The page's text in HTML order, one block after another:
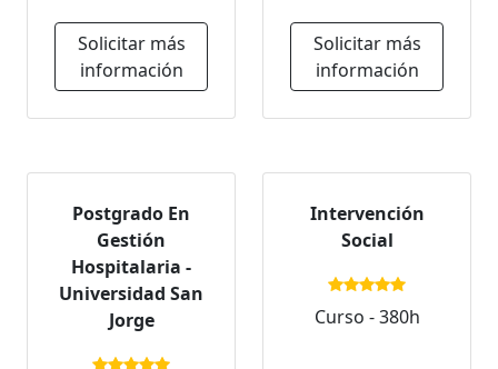
Solicitar más
información
Solicitar más
información
Postgrado En
Gestión
Hospitalaria -
Universidad San
Jorge
Intervención
Social
Curso - 380h